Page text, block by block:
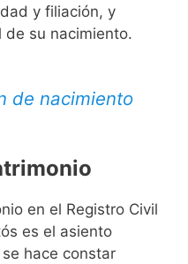
y filiación, y
de su nacimiento.
de nacimiento
en el Registro Civil
es el asiento
hace constar